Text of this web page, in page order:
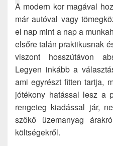
A modern kor magával
már autóval vagy
el nap mint a nap a
elsőre talán praktikusnak
viszont hosszútávon
Legyen inkább a
ami egyrészt fitten tartja,
jótékony hatással lesz a
rengeteg kiadással jár,
szökő üzemanyag
költségekről.